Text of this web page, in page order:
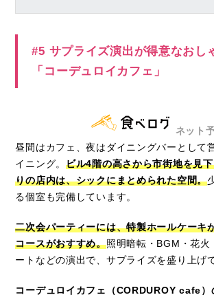
#5 サプライズ演出が得意なおし
「コーデュロイカフェ」
ネット
昼間はカフェ、夜はダイニングバーとして
イニング。 ビル4階の高さから市街地を見
りの店内は、シックにまとめられた空間。
る個室も完備しています。
二次会パーティーには、特製ホールケーキ
コースがおすすめ。照明暗転・BGM・花火
ートなどの演出で、サプライズを盛り上げ
コーデュロイカフェ（CORDUROY cafe）